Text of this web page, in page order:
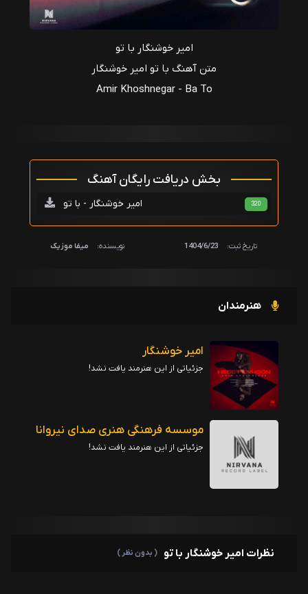
امیر خوشنگار با تو
متن آهنگ با تو امیر خوشنگار
Amir Khoshnegar - Ba To
بخش دریافت رایگان آهنگ
امیر خوشنگار - با تو 320
تاریخ ثبت: 1404/6/23 نویسنده: میفا موزیک
هنرمندان
امیر خوشنگار
جزئیاتی از این هنرمند یافت نشد!
موسسه فرهنگی هنری صدای نیروانا
جزئیاتی از این هنرمند یافت نشد!
نظرات امیر خوشنگار با تو ( بدون نظر )